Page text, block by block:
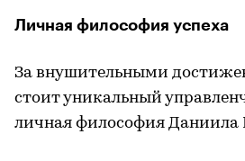
Личная философия успеха
За внушительными
стоит уникальный
личная философия